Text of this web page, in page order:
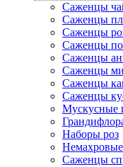
Саженцы
Саженцы
Саженцы
Саженцы
Саженцы
Саженцы
Саженцы
Саженцы
Мускусные
Наборы роз
Немахровые
Саженцы